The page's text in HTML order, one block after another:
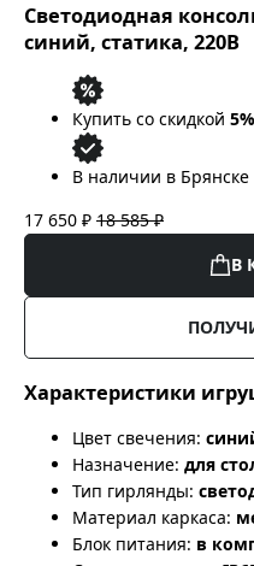
Светодиодная
синий, статика, 220В
Купить со скидкой 5%
В наличии в Брянске
17 650 ₽ 18 585 ₽
В
Характеристики
Цвет свечения:
Назначение: для
Тип гирлянды:
Материал каркаса:
Блок питания: в